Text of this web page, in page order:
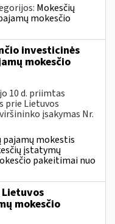
Mokesčių
mokesčio
investicinės
mokesčio
10 d. priimtas
prie Lietuvos
įsakymas Nr.
pajamų mokestis
įstatymų
pakeitimai nuo
mokesčio